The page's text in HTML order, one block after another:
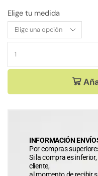
Elige tu medida
INFORMACIÓN
Por compras
Si la compra es
cliente,